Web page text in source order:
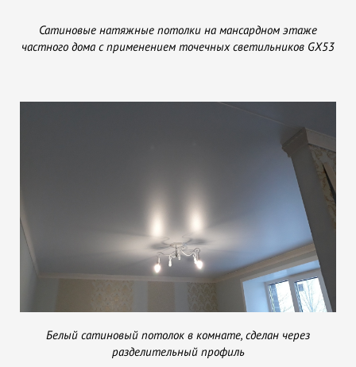
Сатиновые натяжные потолки на мансардном этаже
частного дома с применением точечных светильников GX53
Белый сатиновый потолок в комнате, сделан через
разделительный профиль